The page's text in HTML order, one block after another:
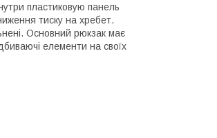
пластиковую панель
тиску на хребет.
Основний рюкзак має
елементи на своїх